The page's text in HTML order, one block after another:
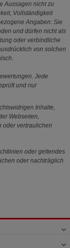
Aussagen nicht zu
Vollständigkeit
Angaben: Sie
und dürfen nicht als
oder verbindliche
von solchen
Jede
und nur
Inhalte,
Webseiten,
oder vertraulichen
oder geltendes
oder nachträglich